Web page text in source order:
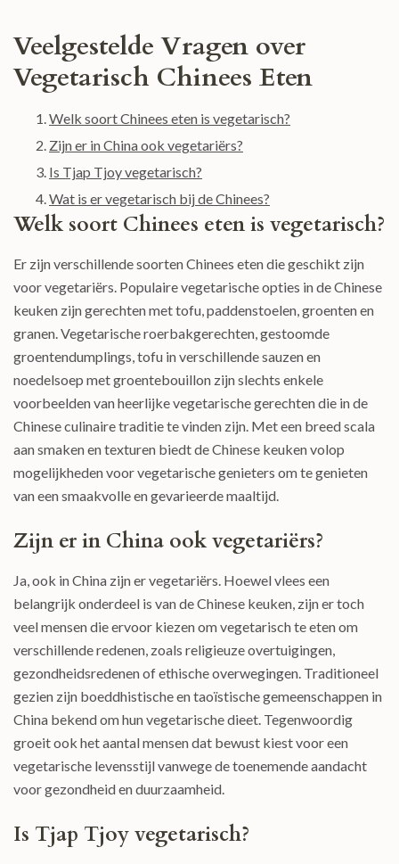
Veelgestelde Vragen over
Vegetarisch Chinees Eten
Welk soort Chinees eten is vegetarisch?
Zijn er in China ook vegetariërs?
Is Tjap Tjoy vegetarisch?
Wat is er vegetarisch bij de Chinees?
Welk soort Chinees eten is vegetarisch?
Er zijn verschillende soorten Chinees eten die geschikt zijn
voor vegetariërs. Populaire vegetarische opties in de Chinese
keuken zijn gerechten met tofu, paddenstoelen, groenten en
granen. Vegetarische roerbakgerechten, gestoomde
groentendumplings, tofu in verschillende sauzen en
noedelsoep met groentebouillon zijn slechts enkele
voorbeelden van heerlijke vegetarische gerechten die in de
Chinese culinaire traditie te vinden zijn. Met een breed scala
aan smaken en texturen biedt de Chinese keuken volop
mogelijkheden voor vegetarische genieters om te genieten
van een smaakvolle en gevarieerde maaltijd.
Zijn er in China ook vegetariërs?
Ja, ook in China zijn er vegetariërs. Hoewel vlees een
belangrijk onderdeel is van de Chinese keuken, zijn er toch
veel mensen die ervoor kiezen om vegetarisch te eten om
verschillende redenen, zoals religieuze overtuigingen,
gezondheidsredenen of ethische overwegingen. Traditioneel
gezien zijn boeddhistische en taoïstische gemeenschappen in
China bekend om hun vegetarische dieet. Tegenwoordig
groeit ook het aantal mensen dat bewust kiest voor een
vegetarische levensstijl vanwege de toenemende aandacht
voor gezondheid en duurzaamheid.
Is Tjap Tjoy vegetarisch?